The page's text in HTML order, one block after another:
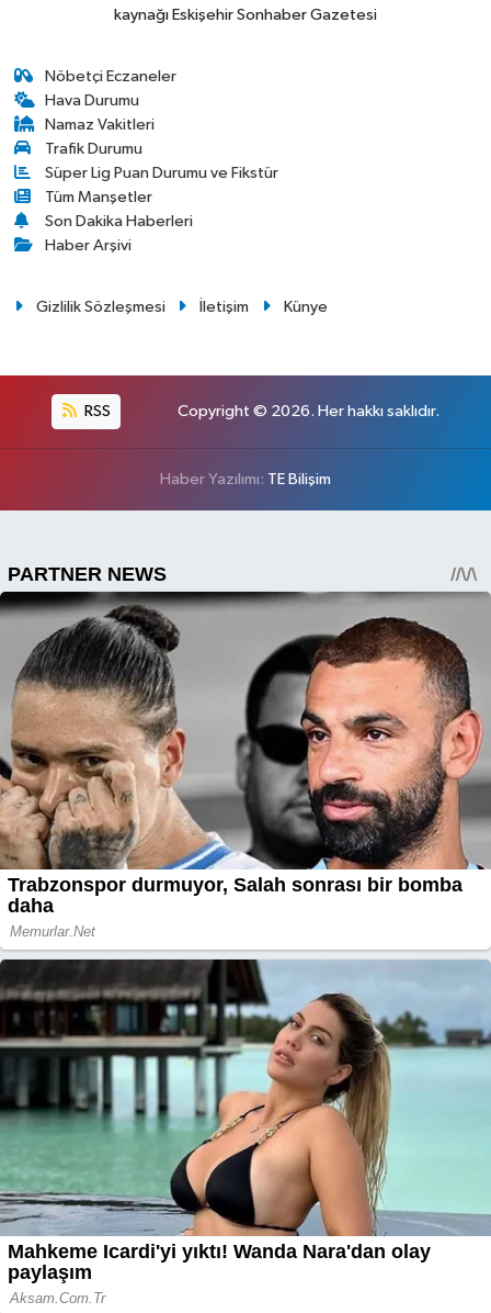
kaynağı Eskişehir Sonhaber Gazetesi
Nöbetçi Eczaneler
Hava Durumu
Namaz Vakitleri
Trafik Durumu
Süper Lig Puan Durumu ve Fikstür
Tüm Manşetler
Son Dakika Haberleri
Haber Arşivi
Gizlilik Sözleşmesi İletişim Künye
RSS Copyright © 2026. Her hakkı saklıdır.
Haber Yazılımı: TE Bilişim